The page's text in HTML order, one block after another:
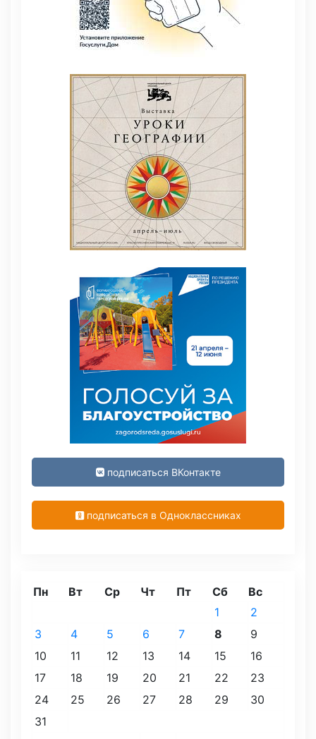
подписаться ВКонтакте
подписаться в Одноклассниках
Пн Вт Ср Чт Пт Сб Вс
1
2
3
4 5 6 7 8
9
10
11 12 13 14 15
16
17
18 19 20 21 22
23
24
25 26 27 28 29
30
31